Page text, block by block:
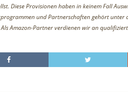
Diese Provisionen haben in keinem Fall
und Partnerschaften gehört unter
Amazon-Partner verdienen wir an